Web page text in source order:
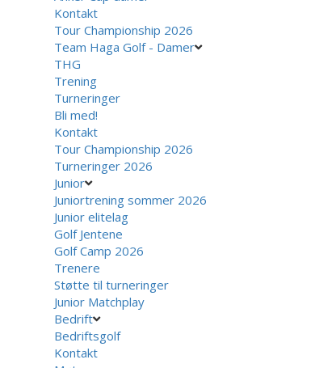
Kontakt
Tour Championship 2026
Team Haga Golf - Damer
THG
Trening
Turneringer
Bli med!
Kontakt
Tour Championship 2026
Turneringer 2026
Junior
Juniortrening sommer 2026
Junior elitelag
Golf Jentene
Golf Camp 2026
Trenere
Støtte til turneringer
Junior Matchplay
Bedrift
Bedriftsgolf
Kontakt